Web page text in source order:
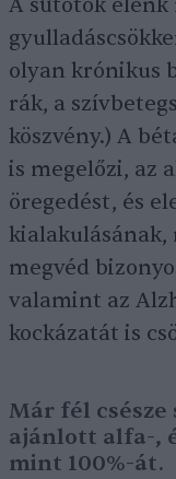
A sütőtök
olyan krónikus
rák, a
köszvény.) A
is megelőzi, az
öregedést, és
kialakulásának,
megvéd
valamint az
kockázatát is
Már fél
ajánlott alfa-,
mint 100%-át.